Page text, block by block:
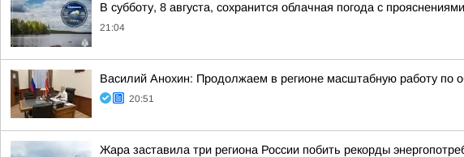
В субботу, 8 августа, сохранится облачная погода с прояснениями
21:04
Василий Анохин: Продолжаем в регионе масштабную работу по
20:51
Жара заставила три региона России побить рекорды